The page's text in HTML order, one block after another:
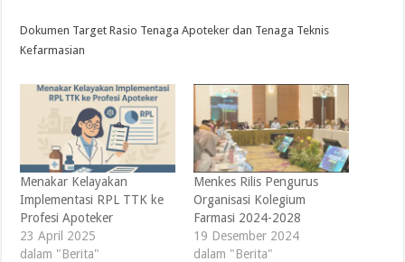
Dokumen Target Rasio Tenaga Apoteker dan Tenaga Teknis
Kefarmasian
Menakar Kelayakan
Implementasi RPL TTK ke
Profesi Apoteker
23 April 2025
dalam "Berita"
Menkes Rilis Pengurus
Organisasi Kolegium
Farmasi 2024-2028
19 Desember 2024
dalam "Berita"